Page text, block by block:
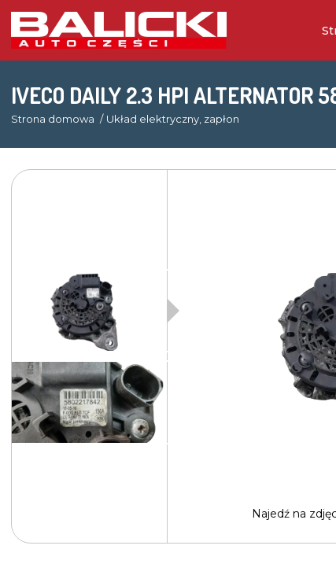
IVECO DAILY 2.3 HPI ALTERNATOR
Strona domowa Układ elektryczny, zapłon
Najedź na